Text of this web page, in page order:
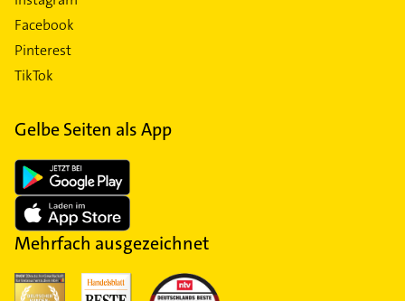
Facebook
Pinterest
TikTok
Gelbe Seiten als App
Mehrfach ausgezeichnet